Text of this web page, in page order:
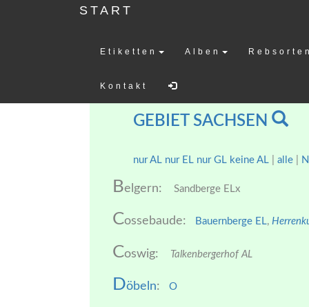
START
Etiketten Alben
Kontakt
GEBIET SACHSEN
nur AL nur EL nur GL keine AL alle
Belgern: Sandberge ELx
Cossebaude: Bauernberge EL,
Coswig: Talkenbergerhof AL
Döbeln: O